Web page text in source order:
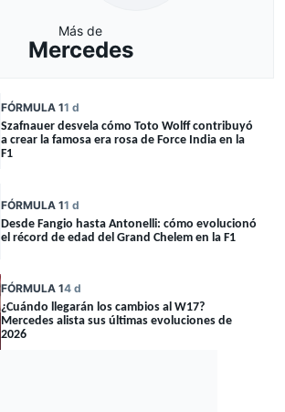
Más de
Mercedes
FÓRMULA 11 d
Szafnauer desvela cómo Toto Wolff contribuyó
a crear la famosa era rosa de Force India en la
F1
FÓRMULA 11 d
Desde Fangio hasta Antonelli: cómo evolucionó
el récord de edad del Grand Chelem en la F1
FÓRMULA 14 d
¿Cuándo llegarán los cambios al W17?
Mercedes alista sus últimas evoluciones de
2026